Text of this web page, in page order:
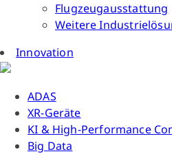
Flugzeugausstattung
Weitere
Innovation
ADAS
XR-Geräte
KI & High-Performance
Big Data